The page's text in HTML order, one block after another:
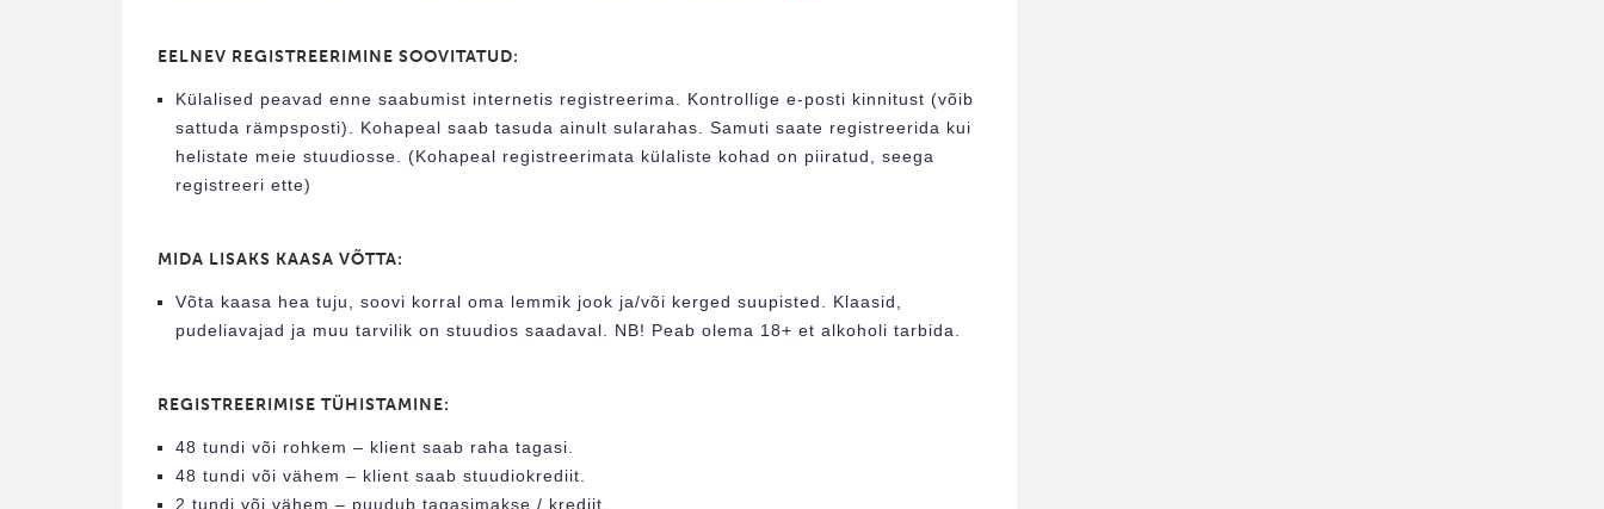
EELNEV REGISTREERIMINE SOOVITATUD:
Külalised peavad enne saabumist internetis registreerima. Kontrollige e-posti kinnitust (võib
sattuda rämpsposti). Kohapeal saab tasuda ainult sularahas. Samuti saate registreerida kui
helistate meie stuudiosse. (Kohapeal registreerimata külaliste kohad on piiratud, seega
registreeri ette)
MIDA LISAKS KAASA VÕTTA:
Võta kaasa hea tuju, soovi korral oma lemmik jook ja/või kerged suupisted. Klaasid,
pudeliavajad ja muu tarvilik on stuudios saadaval. NB! Peab olema 18+ et alkoholi tarbida.
REGISTREERIMISE TÜHISTAMINE:
48 tundi või rohkem – klient saab raha tagasi.
48 tundi või vähem – klient saab stuudiokrediit.
2 tundi või vähem – puudub tagasimakse / krediit.